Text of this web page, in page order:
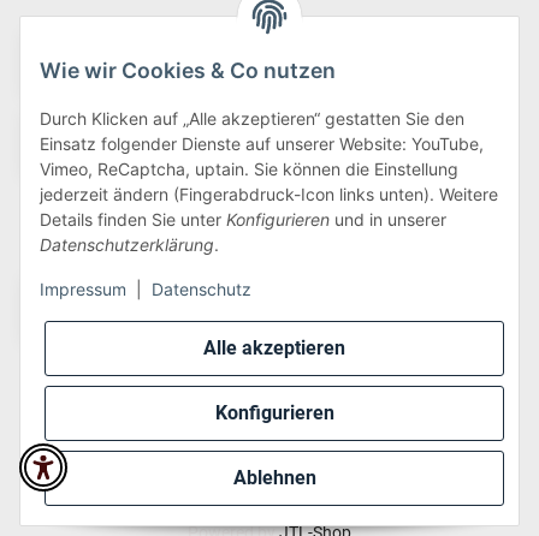
Alle akzeptieren
Konfigurieren
Ablehnen
Wie wir Cookies & Co nutzen
Durch Klicken auf „Alle akzeptieren“ gestatten Sie den
Einsatz folgender Dienste auf unserer Website: YouTube,
Vimeo, ReCaptcha, uptain. Sie können die Einstellung
jederzeit ändern (Fingerabdruck-Icon links unten). Weitere
Details finden Sie unter Konfigurieren und in unserer
Datenschutzerklärung.
Impressum Datenschutz
Wir versenden via:
* Alle Preise inkl. gesetzlicher USt., zzgl.Versand
Perfected byDreizack Medien